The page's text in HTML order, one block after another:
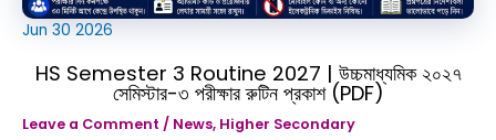
Jun 30 2026
HS Semester 3 Routine 2027 | উচ্চমাধ্যমিক ২০২৭
সেমিস্টার-৩ পরীক্ষার রুটিন প্রকাশ (PDF)
Leave a Comment / News, Higher Secondary